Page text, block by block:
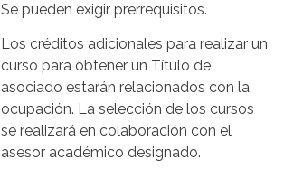
Se pueden exigir prerrequisitos.
Los créditos adicionales para realizar un
curso para obtener un Título de
asociado estarán relacionados con la
ocupación. La selección de los cursos
se realizará en colaboración con el
asesor académico designado.